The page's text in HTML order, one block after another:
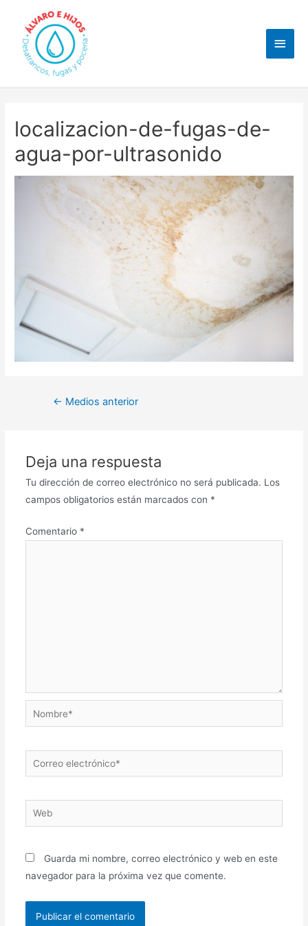
contenido
localizacion-de-fugas-de-
agua-por-ultrasonido
Navegación
← Medios anterior
Deja una respuesta
Tu dirección de correo electrónico no será publicada. Los
campos obligatorios están marcados con *
Comentario *
Nombre*
Correo
electrónico*
Web
Guarda mi nombre, correo electrónico y web en este
navegador para la próxima vez que comente.